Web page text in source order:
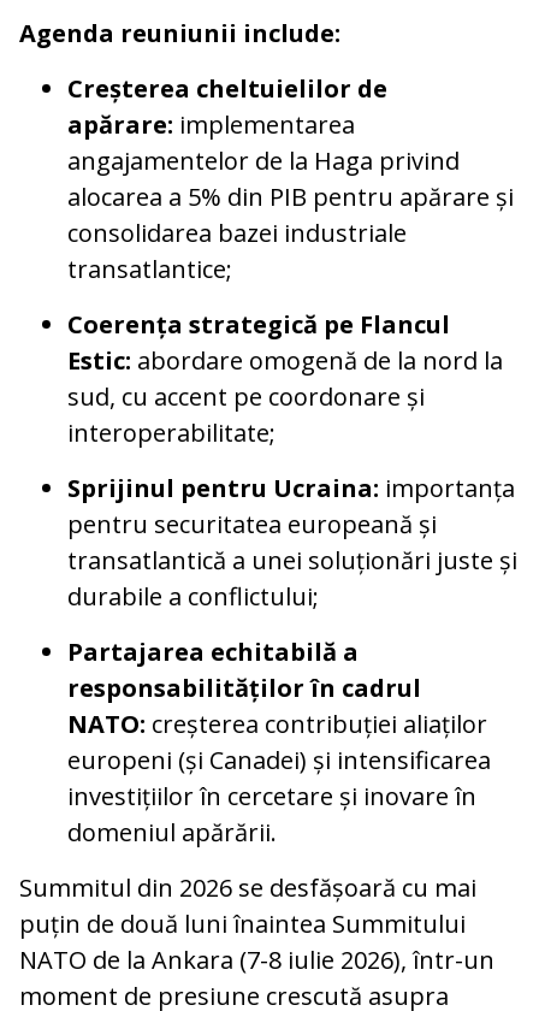
Agenda reuniunii include:
Creșterea cheltuielilor de
apărare: implementarea
angajamentelor de la Haga privind
alocarea a 5% din PIB pentru apărare și
consolidarea bazei industriale
transatlantice;
Coerența strategică pe Flancul
Estic: abordare omogenă de la nord la
sud, cu accent pe coordonare și
interoperabilitate;
Sprijinul pentru Ucraina: importanța
pentru securitatea europeană și
transatlantică a unei soluționări juste și
durabile a conflictului;
Partajarea echitabilă a
responsabilităților în cadrul
NATO: creșterea contribuției aliaților
europeni (și Canadei) și intensificarea
investițiilor în cercetare și inovare în
domeniul apărării.
Summitul din 2026 se desfășoară cu mai
puțin de două luni înaintea Summitului
NATO de la Ankara (7-8 iulie 2026), într-un
moment de presiune crescută asupra